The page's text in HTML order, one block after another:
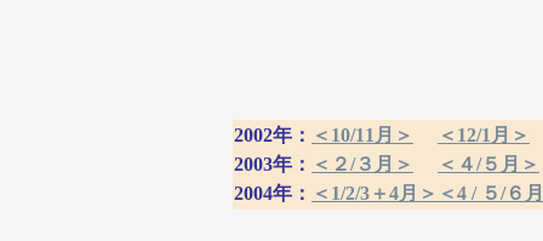
2002年： ＜10/11月＞
＜12/1月＞
2003年： ＜２/３月＞
＜４/５月＞
2004年： ＜1/2/3＋4月＞ ＜4 / ５/６